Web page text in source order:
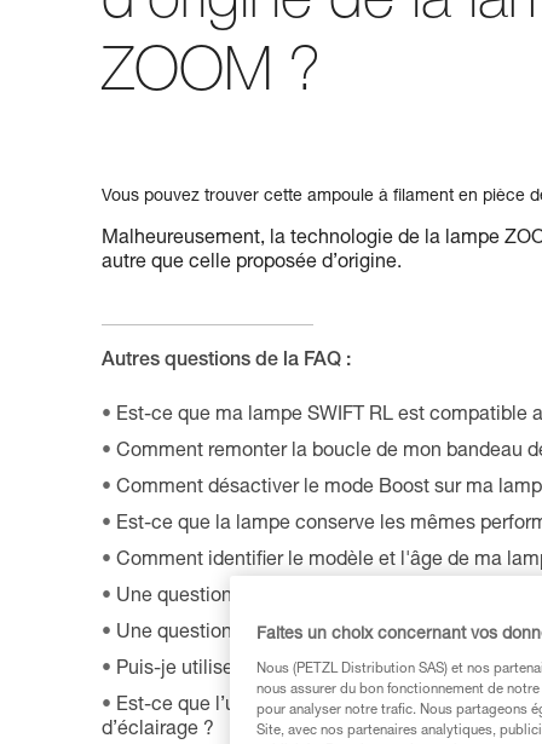
ZOOM ?
Vous pouvez trouver cette ampoule à filament en pièce
Malheureusement, la technologie de la lampe
autre que celle proposée d’origine.
Autres questions de la FAQ :
Est-ce que ma lampe SWIFT RL est compatible
Comment remonter la boucle de mon bandeau
Comment désactiver le mode Boost sur ma
Est-ce que la lampe conserve les mêmes
Comment identifier le modèle et l'âge de ma
Une question sur le logiciel OS by Petzl ?
Une question sur l'application MyPetzl Light ?
Puis-je utiliser ma lampe connectée
Est-ce que l’utilisation d’une batterie
d’éclairage ?
Faites un choix concernant vos
Nous (PETZL Distribution SAS) et nos
nous assurer du bon fonctionnement de
pour analyser notre trafic. Nous partageons
Site, avec nos partenaires analytiques,